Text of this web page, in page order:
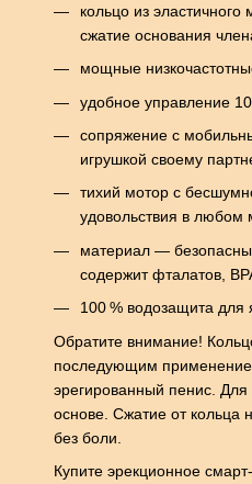
кольцо из
сжатие основания
мощные
удобное управление
сопряжение с
игрушкой своему
тихий мотор с
удовольствия в любом
материал —
содержит фталатов,
100 % водозащита для
Обратите внимание!
последующим
эрегированный пенис. Для
основе. Сжатие от
без боли.
Купите эрекционное